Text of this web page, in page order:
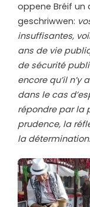
oppene Bréif un
geschriwwen:
insuffisantes,
ans de vie
de sécurité
encore qu’il
dans le cas
répondre par la
prudence, la
la détermination.